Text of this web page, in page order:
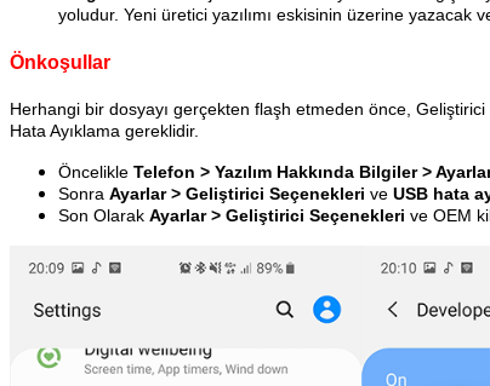
yoludur. Yeni üretici yazılımı eskisinin üzerine yazacak
Önkoşullar
Herhangi bir dosyayı gerçekten flaşh etmeden önce, Geliştirici
Hata Ayıklama gereklidir.
Öncelikle Telefon > Yazılım Hakkında Bilgiler >
Sonra Ayarlar > Geliştirici Seçenekleri ve USB hata
Son Olarak Ayarlar > Geliştirici Seçenekleri ve OEM